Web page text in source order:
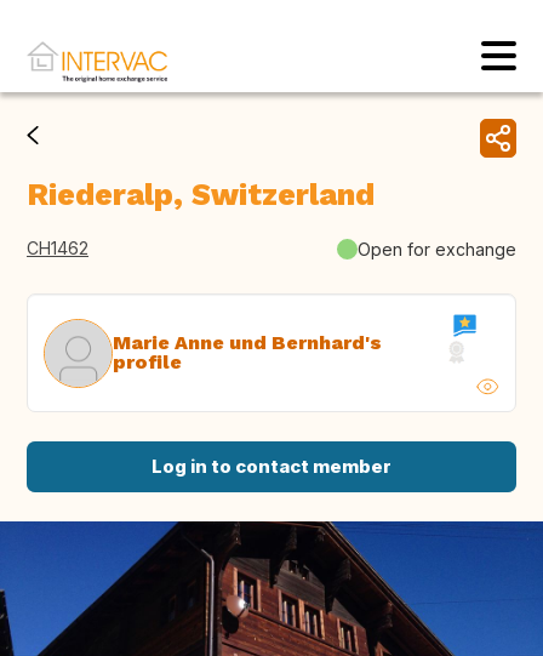
Riederalp, Switzerland
CH1462 Open for exchange
Marie Anne und Bernhard's
profile
Log in to contact member